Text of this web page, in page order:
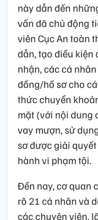
này dẫn đến
vấn đã chủ động
viên Cục An toàn
dẫn, tạo điều kiện
nhận, các cá
đồng/hồ sơ cho
thức chuyển
mặt (với nội dung
vay mượn, sử
sơ được giải
hành vi phạm tội.
Đến nay, cơ quan
rõ 21 cá nhân và
các chuyên viên,